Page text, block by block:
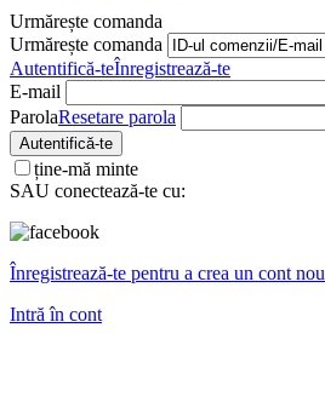
Urmărește comanda
Urmărește comanda
Autentifică-teÎnregistrează-te
E-mail
ParolaResetare parola
Autentifică-te
ține-mă minte
SAU conectează-te cu:
Înregistrează-te pentru a crea un cont nou
Intră în cont